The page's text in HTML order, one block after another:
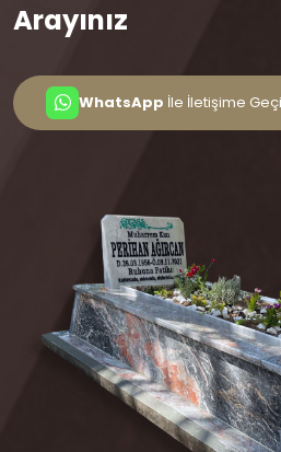
Arayınız
WhatsApp İle İletişime